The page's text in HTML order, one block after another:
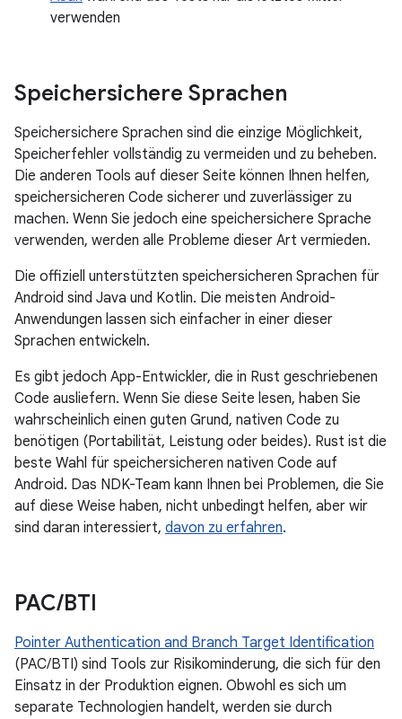
verwenden
Speichersichere Sprachen
Speichersichere Sprachen sind die einzige Möglichkeit,
Speicherfehler vollständig zu vermeiden und zu beheben.
Die anderen Tools auf dieser Seite können Ihnen helfen,
speichersicheren Code sicherer und zuverlässiger zu
machen. Wenn Sie jedoch eine speichersichere Sprache
verwenden, werden alle Probleme dieser Art vermieden.
Die offiziell unterstützten speichersicheren Sprachen für
Android sind Java und Kotlin. Die meisten Android-
Anwendungen lassen sich einfacher in einer dieser
Sprachen entwickeln.
Es gibt jedoch App-Entwickler, die in Rust geschriebenen
Code ausliefern. Wenn Sie diese Seite lesen, haben Sie
wahrscheinlich einen guten Grund, nativen Code zu
benötigen (Portabilität, Leistung oder beides). Rust ist die
beste Wahl für speichersicheren nativen Code auf
Android. Das NDK-Team kann Ihnen bei Problemen, die Sie
auf diese Weise haben, nicht unbedingt helfen, aber wir
sind daran interessiert, davon zu erfahren.
PAC/BTI
Pointer Authentication and Branch Target Identification
(PAC/BTI) sind Tools zur Risikominderung, die sich für den
Einsatz in der Produktion eignen. Obwohl es sich um
separate Technologien handelt, werden sie durch